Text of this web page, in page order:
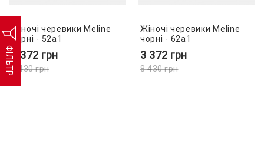
ФІЛЬТР
Жіночі черевики Meline
чорні - 52a1
3 372 грн
8 430грн
Жіночі черевики Meline
чорні - 62a1
3 372 грн
8 430грн